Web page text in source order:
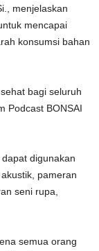
menjelaskan
mencapai
konsumsi bahan
bagi seluruh
Podcast BONSAI
digunakan
pameran
seni rupa,
semua orang